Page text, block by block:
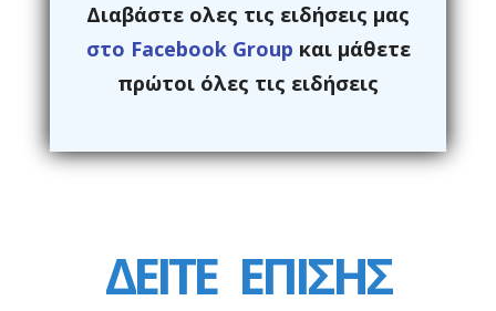
Διαβάστε ολες τις ειδήσεις μας
στο Facebook Group και μάθετε
πρώτοι όλες τις ειδήσεις
ΔΕΙΤΕ ΕΠΙΣΗΣ